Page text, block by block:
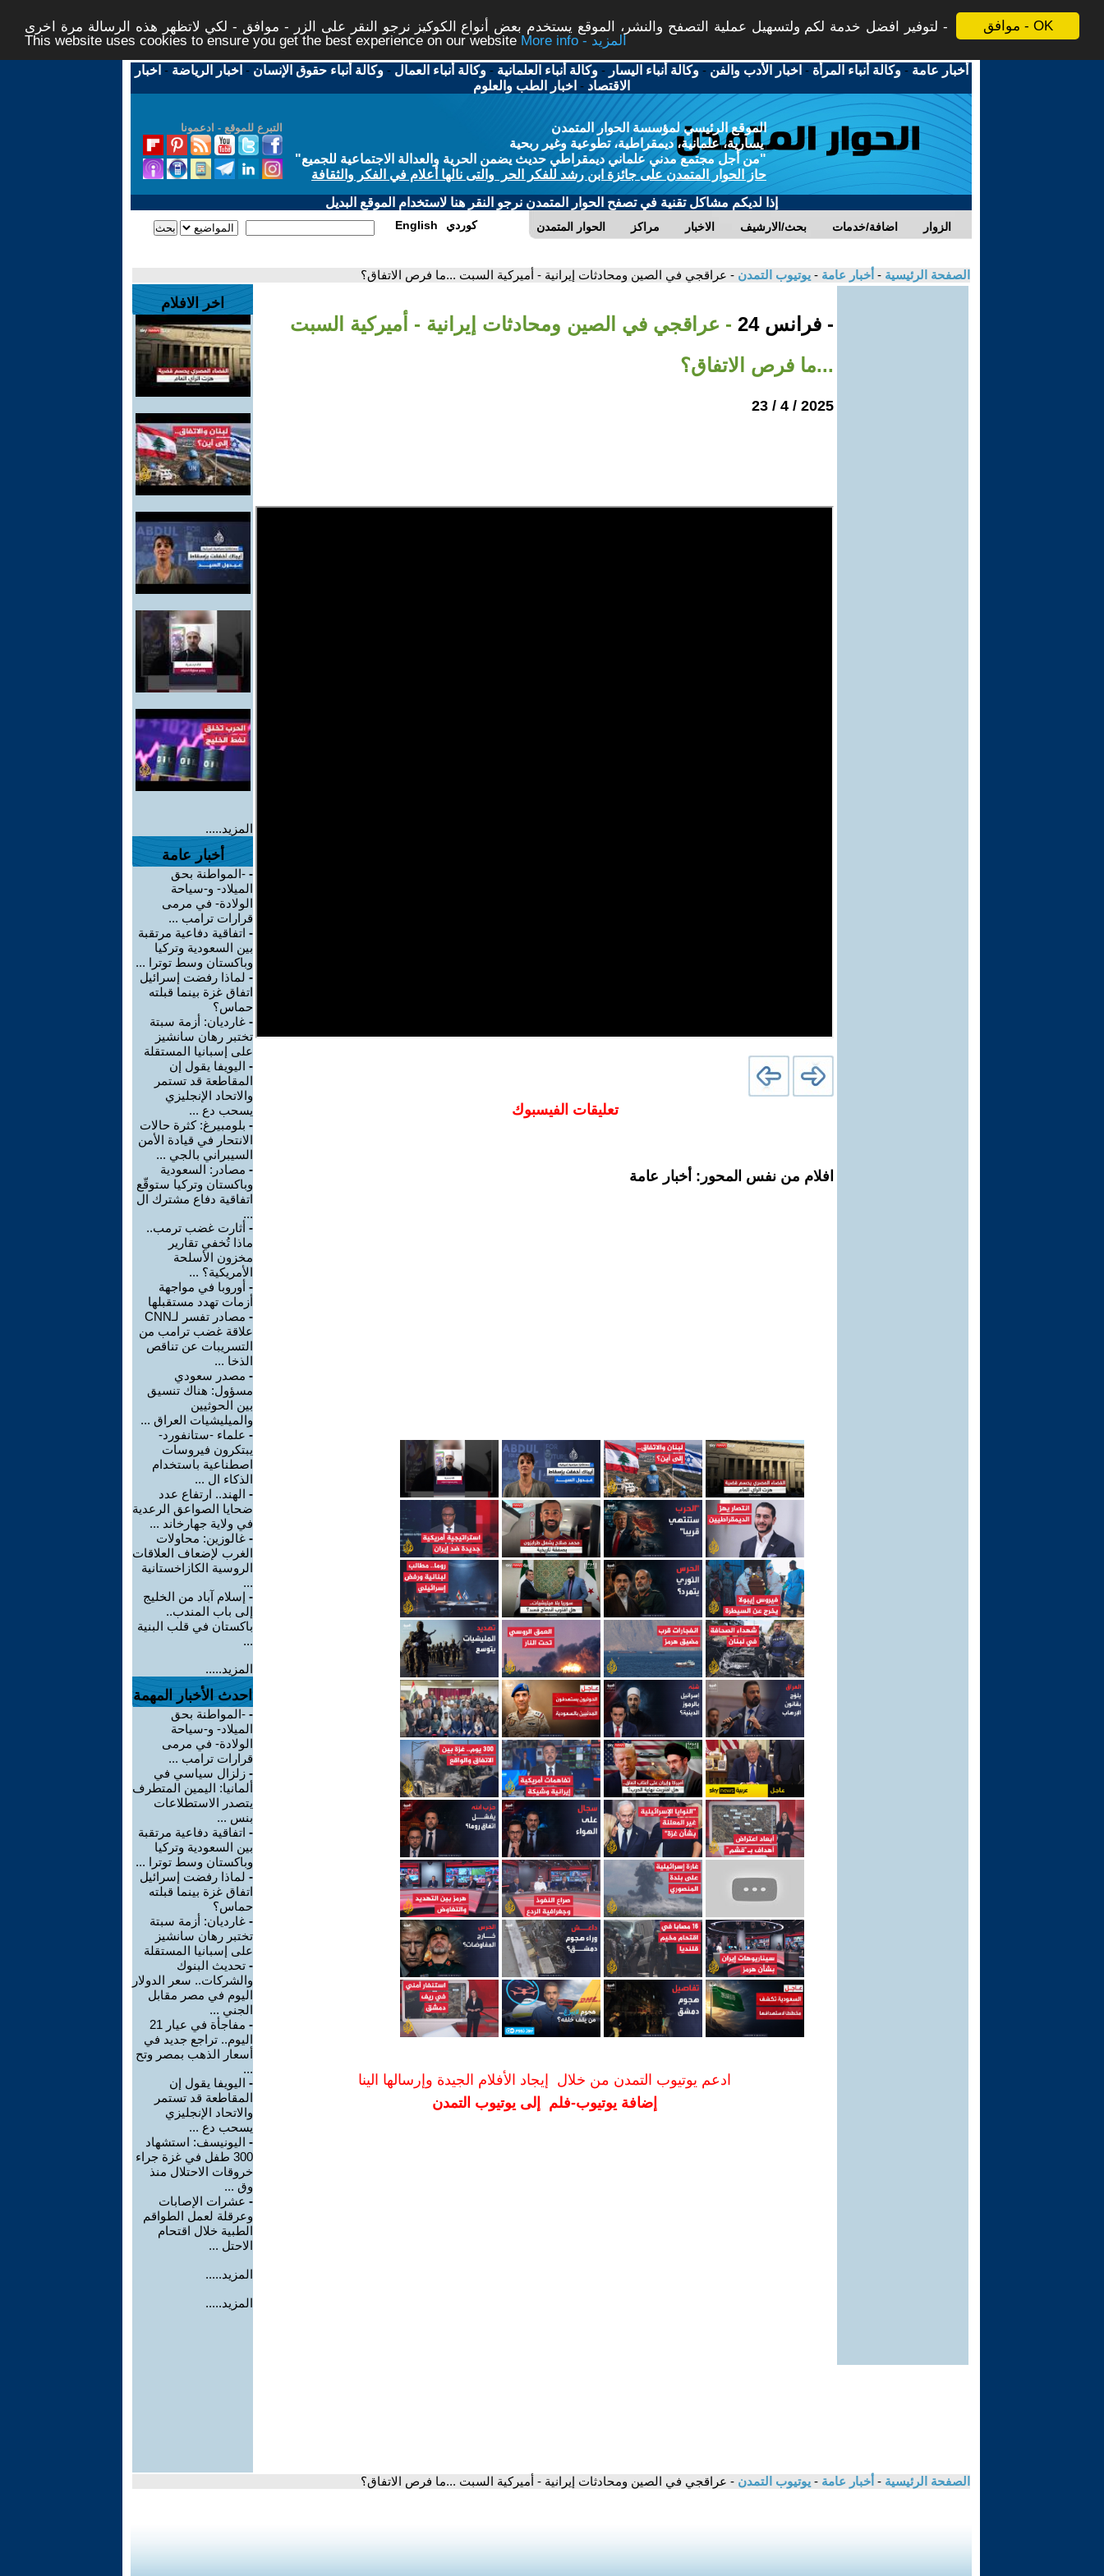
موافق - OK
لتوفير افضل خدمة لكم ولتسهيل عملية التصفح والنشر، الموقع يستخدم بعض أنواع الكوكيز نرجو النقر على الزر - موافق - لكي لاتظهر هذه الرسالة مرة اخرى -
This website uses cookies to ensure you get the best experience on our website
More info - المزيد
أخبار عامة -وكالة أنباء المرأة - اخبار الأدب والفن -وكالة أنباء اليسار -وكالة أنباء العلمانية -وكالة أنباء العمال -وكالة أنباء حقوق الإنسان - اخبار الرياضة - اخبار
الاقتصاد - اخبار الطب والعلوم
التبرع للموقع - ادعمونا
الموقع الرئيسي لمؤسسة الحوار المتمدن
يسارية، علمانية، ديمقراطية، تطوعية وغير ربحية
"من أجل مجتمع مدني علماني ديمقراطي حديث يضمن الحرية والعدالة الاجتماعية للجميع"
حاز الحوار المتمدن على جائزة ابن رشد للفكر الحر والتى نالها أعلام في الفكر والثقافة
إذا لديكم مشاكل تقنية في تصفح الحوار المتمدن نرجو النقر هنا لاستخدام الموقع البديل
الحوار المتمدن مراكز الاخبار بحث/الارشيف اضافة/خدمات الزوار English كوردي
الصفحة الرئيسية - أخبار عامة - يوتيوب التمدن - عراقجي في الصين ومحادثات إيرانية - أميركية السبت ...ما فرص الاتفاق؟
- فرانس 24
- عراقجي في الصين ومحادثات إيرانية - أميركية السبت
...ما فرص الاتفاق؟
2025 / 4 / 23
تعليقات الفيسبوك
افلام من نفس المحور: أخبار عامة
ادعم يوتيوب التمدن من خلال إيجاد الأفلام الجيدة وإرسالها الينا
إضافة يوتيوب-فلم إلى يوتيوب التمدن
اخر الافلام
المزيد.....
أخبار عامة
- -المواطنة بحق
الميلاد- و-سياحة
الولادة- في مرمى
قرارات ترامب ...
- اتفاقية دفاعية مرتقبة
بين السعودية وتركيا
وباكستان وسط توترا ...
- لماذا رفضت إسرائيل
اتفاق غزة بينما قبلته
حماس؟
- غارديان: أزمة سبتة
تختبر رهان سانشيز
على إسبانيا المستقلة
- اليويفا يقول إن
المقاطعة قد تستمر
والاتحاد الإنجليزي
يسحب دع ...
- بلومبيرغ: كثرة حالات
الانتحار في قيادة الأمن
السيبراني بالجي ...
- مصادر: السعودية
وباكستان وتركيا ستوقّع
اتفاقية دفاع مشترك ال
...
- أثارت غضب ترمب..
ماذا تُخفي تقارير
مخزون الأسلحة
الأمريكية؟ ...
- أوروبا في مواجهة
أزمات تهدد مستقبلها
-
مصادر تفسر لـCNN
علاقة غضب ترامب من
التسريبات عن تناقص
الذخا ...
- مصدر سعودي
مسؤول: هناك تنسيق
بين الحوثيين
والميليشيات العراق ...
- علماء -ستانفورد-
يبتكرون فيروسات
اصطناعية باستخدام
الذكاء ال ...
- الهند.. ارتفاع عدد
ضحايا الصواعق الرعدية
في ولاية جهارخاند ...
- غالوزين: محاولات
الغرب لإضعاف العلاقات
الروسية الكازاخستانية
...
- إسلام آباد من الخليج
إلى باب المندب..
باكستان في قلب البنية
...
المزيد.....
احدث الأخبار المهمة
- -المواطنة بحق
الميلاد- و-سياحة
الولادة- في مرمى
قرارات ترامب ...
- زلزال سياسي في
ألمانيا: اليمين المتطرف
يتصدر الاستطلاعات
بنس ...
- اتفاقية دفاعية مرتقبة
بين السعودية وتركيا
وباكستان وسط توترا ...
- لماذا رفضت إسرائيل
اتفاق غزة بينما قبلته
حماس؟
- غارديان: أزمة سبتة
تختبر رهان سانشيز
على إسبانيا المستقلة
- تحديث البنوك
والشركات.. سعر الدولار
اليوم في مصر مقابل
الجني ...
-
مفاجأة في عيار 21
اليوم.. تراجع جديد في
أسعار الذهب بمصر وتح
...
- اليويفا يقول إن
المقاطعة قد تستمر
والاتحاد الإنجليزي
يسحب دع ...
- اليونيسف: استشهاد
300 طفل في غزة جراء
خروقات الاحتلال منذ
وق ...
- عشرات الإصابات
وعرقلة لعمل الطواقم
الطبية خلال اقتحام
الاحتل ...
المزيد.....
المزيد.....
الصفحة الرئيسية - أخبار عامة - يوتيوب التمدن - عراقجي في الصين ومحادثات إيرانية - أميركية السبت ...ما فرص الاتفاق؟